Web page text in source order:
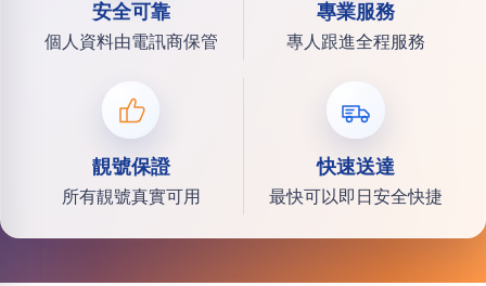
安全可靠
個人資料由電訊商保管
專業服務
專人跟進全程服務
靚號保證
所有靚號真實可用
快速送達
最快可以即日安全快捷